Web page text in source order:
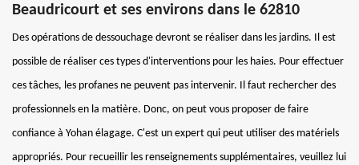
Beaudricourt et ses environs dans le 62810
Des opérations de dessouchage devront se réaliser dans les jardins. Il est
possible de réaliser ces types d'interventions pour les haies. Pour effectuer
ces tâches, les profanes ne peuvent pas intervenir. Il faut rechercher des
professionnels en la matière. Donc, on peut vous proposer de faire
confiance à Yohan élagage. C'est un expert qui peut utiliser des matériels
appropriés. Pour recueillir les renseignements supplémentaires, veuillez lui